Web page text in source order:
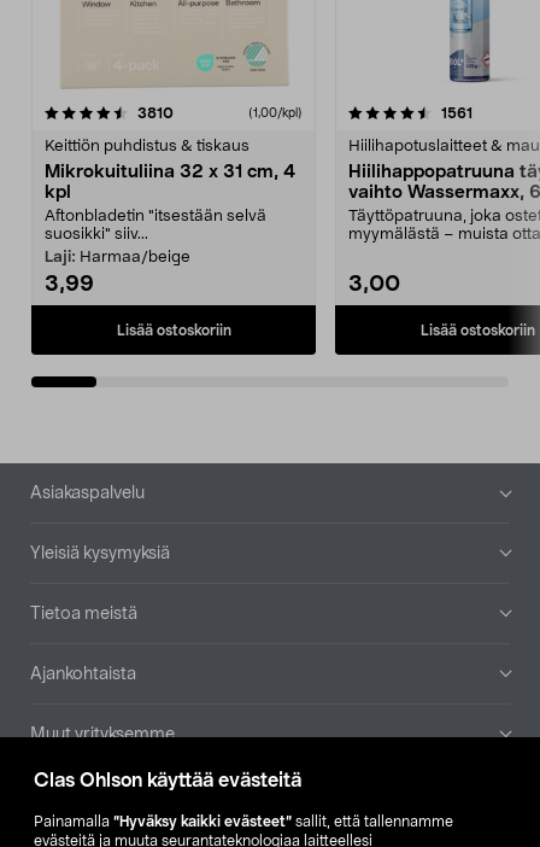
Clas Ohlson käyttää evästeitä
Painamalla ”Hyväksy kaikki evästeet” sallit, että tallennamme
evästeitä ja muuta seurantateknologiaa laitteellesi
3810arvostelut (1,00/kpl)
Keittiön puhdistus & tiskaus
Mikrokuituliina 32 x 31 cm, 4
kpl
Aftonbladetin "itsestään selvä
suosikki" siiv...
Laji: Harmaa/beige
3,99
Lisää ostoskoriin
4.5viidestä
1561
Hiilihapotuslaitteet &
Hiilihappopatruuna
vaihto Wassermaxx,
Täyttöpatruuna, joka
myymälästä – muista
3,00
Lisää ostoskoriin
4.5viidestä
Alatunniste
Asiakaspalvelu
Yleisiä kysymyksiä
Tietoa meistä
Ajankohtaista
Muut yrityksemme
Etsi myymälä